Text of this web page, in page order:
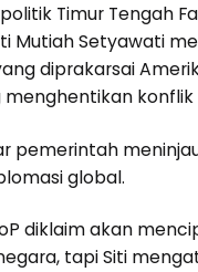
Timur Tengah
Mutiah Setyawati
diprakarsai
konflik
pemerintah
global.
diklaim akan
tapi Siti